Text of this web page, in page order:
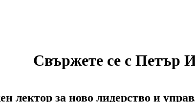
Свържете се с Петър
лектор за ново лидерство и